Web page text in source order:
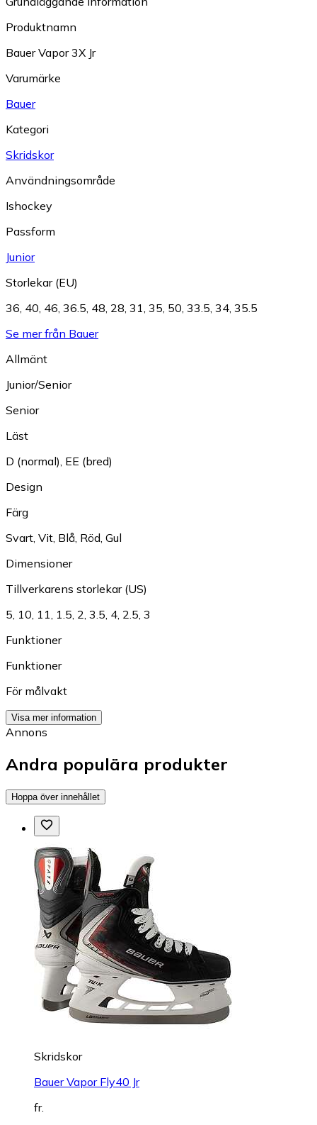
Produktnamn
Bauer Vapor 3X Jr
Varumärke
Bauer
Kategori
Skridskor
Användningsområde
Ishockey
Passform
Junior
Storlekar (EU)
36, 40, 46, 36.5, 48, 28, 31, 35, 50, 33.5, 34, 35.5
Se mer från Bauer
Allmänt
Junior/Senior
Senior
Läst
D (normal), EE (bred)
Design
Färg
Svart, Vit, Blå, Röd, Gul
Dimensioner
Tillverkarens storlekar (US)
5, 10, 11, 1.5, 2, 3.5, 4, 2.5, 3
Funktioner
Funktioner
För målvakt
Visa mer information
Annons
Andra populära produkter
Hoppa över innehållet
Skridskor
Bauer Vapor Fly40 Jr
fr.